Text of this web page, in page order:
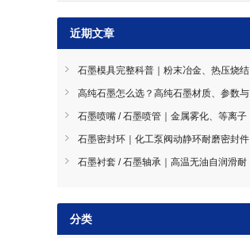
近期文章
石墨模具完整科普｜粉末冶金、热压烧结
石墨模具选型指南
高纯石墨怎么选？高纯石墨材质、参数与
工况选型全指南
石墨喷嘴 / 石墨喷管｜金属雾化、等离子
喷涂耐磨导流件石墨喷嘴
石墨密封环｜化工泵阀动静环耐磨密封件
石墨密封环
石墨衬套 / 石墨轴承｜高温无油自润滑耐
分类